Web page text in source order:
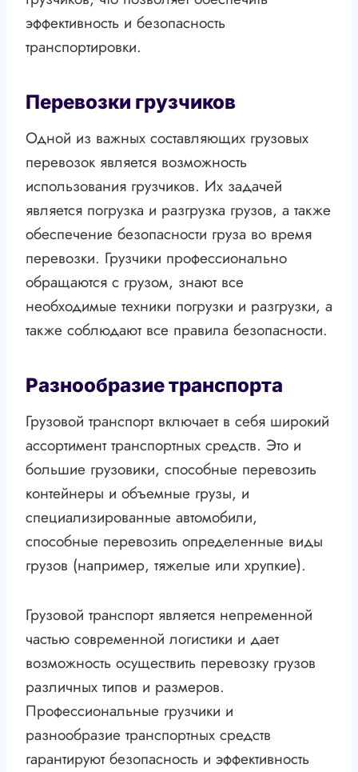
эффективность и безопасность
транспортировки.
Перевозки грузчиков
Одной из важных составляющих грузовых
перевозок является возможность
использования грузчиков. Их задачей
является погрузка и разгрузка грузов, а также
обеспечение безопасности груза во время
перевозки. Грузчики профессионально
обращаются с грузом, знают все
необходимые техники погрузки и разгрузки, а
также соблюдают все правила безопасности.
Разнообразие транспорта
Грузовой транспорт включает в себя широкий
ассортимент транспортных средств. Это и
большие грузовики, способные перевозить
контейнеры и объемные грузы, и
специализированные автомобили,
способные перевозить определенные виды
грузов (например, тяжелые или хрупкие).
Грузовой транспорт является непременной
частью современной логистики и дает
возможность осуществить перевозку грузов
различных типов и размеров.
Профессиональные грузчики и
разнообразие транспортных средств
гарантируют безопасность и эффективность